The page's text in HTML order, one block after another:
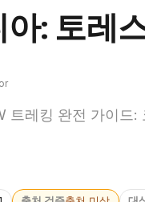
: 토레
트레킹 완전 가이드